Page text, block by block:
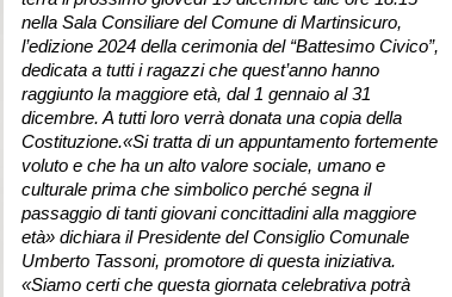
nella Sala Consiliare del Comune di Martinsicuro,
l’edizione 2024 della cerimonia del “Battesimo Civico”,
dedicata a tutti i ragazzi che quest’anno hanno
raggiunto la maggiore età, dal 1 gennaio al 31
dicembre. A tutti loro verrà donata una copia della
Costituzione.«Si tratta di un appuntamento fortemente
voluto e che ha un alto valore sociale, umano e
culturale prima che simbolico perché segna il
passaggio di tanti giovani concittadini alla maggiore
età» dichiara il Presidente del Consiglio Comunale
Umberto Tassoni, promotore di questa iniziativa.
«Siamo certi che questa giornata celebrativa potrà